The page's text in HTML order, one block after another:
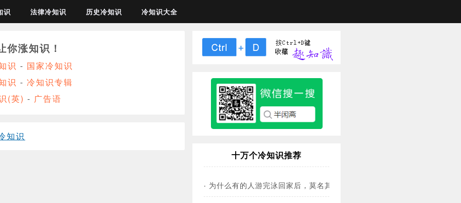
识 法律冷知识 历史冷知识 冷知识大全
你涨知识！
识 - 国家冷知识
识 - 冷知识专辑
(英) - 广告语
知识
十万个冷知识推荐
· 为什么有的人游完泳回家后，莫名其妙就死了？